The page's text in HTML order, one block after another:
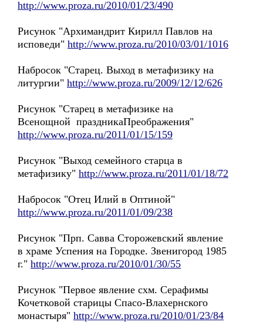
http://www.proza.ru/2010/01/23/490
Рисунок "Архимандрит Кирилл Павлов на
исповеди" http://www.proza.ru/2010/03/01/1016
Набросок "Старец. Выход в метафизику на
литургии" http://www.proza.ru/2009/12/12/626
Рисунок "Старец в метафизике на
Всенощной праздникаПреображения"
http://www.proza.ru/2011/01/15/159
Рисунок "Выход семейного старца в
метафизику" http://www.proza.ru/2011/01/18/72
Набросок "Отец Илий в Оптиной"
http://www.proza.ru/2011/01/09/238
Рисунок "Прп. Савва Сторожевский явление
в храме Успения на Городке. Звенигород 1985
г." http://www.proza.ru/2010/01/30/55
Рисунок "Первое явление схм. Серафимы
Кочетковой старицы Спасо-Влахернского
монастыря" http://www.proza.ru/2010/01/23/84